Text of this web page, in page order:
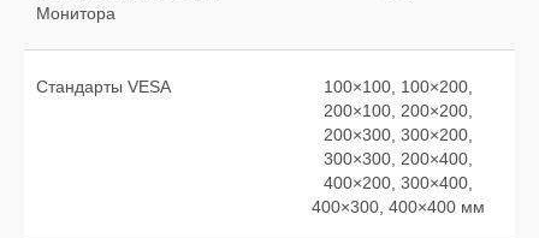
Монитора
Стандарты VESA
100×100, 100×200,
200×100, 200×200,
200×300, 300×200,
300×300, 200×400,
400×200, 300×400,
400×300, 400×400 мм